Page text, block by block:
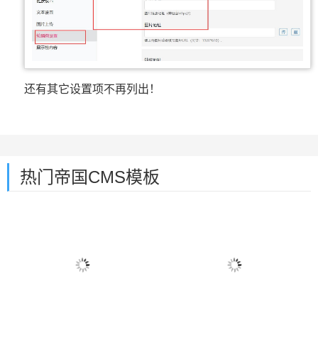
还有其它设置项不再列出！
热门帝国CMS模板